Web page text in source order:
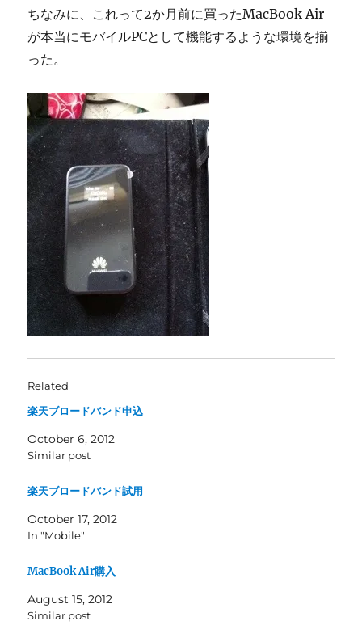
ちなみに、これって2か月前に買ったMacBook Air
が本当にモバイルPCとして機能するような環境を揃
った。
Related
楽天ブロードバンド申込
October 6, 2012
Similar post
楽天ブロードバンド試用
October 17, 2012
In "Mobile"
MacBook Air購入
August 15, 2012
Similar post